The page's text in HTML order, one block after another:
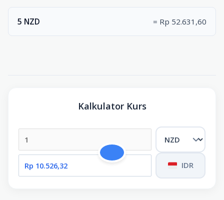
5 NZD = Rp 52.631,60
Kalkulator Kurs
IDR